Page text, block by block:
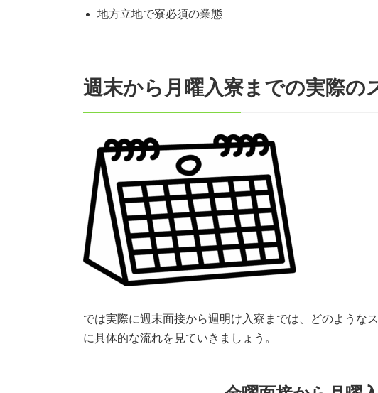
地方立地で寮必須の業態
週末から月曜入寮までの実際の
では実際に週末面接から週明け入寮までは、どのような
に具体的な流れを見ていきましょう。